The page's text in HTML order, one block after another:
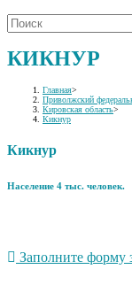
КИКНУР
Главная>
Приволжский
Кировская область>
Кикнур
Кикнур
Население 4 тыс. человек.
Заполните форму